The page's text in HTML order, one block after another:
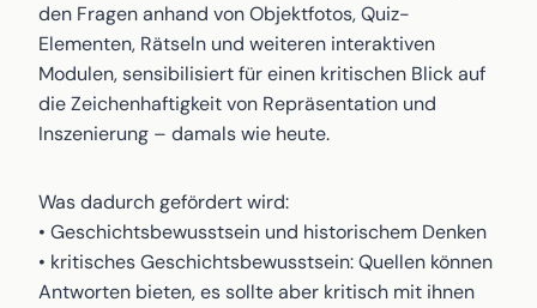
den Fragen anhand von Objektfotos, Quiz-
Elementen, Rätseln und weiteren interaktiven
Modulen, sensibilisiert für einen kritischen Blick auf
die Zeichenhaftigkeit von Repräsentation und
Inszenierung – damals wie heute.
Was dadurch gefördert wird:
• Geschichtsbewusstsein und historischem Denken
• kritisches Geschichtsbewusstsein: Quellen können
Antworten bieten, es sollte aber kritisch mit ihnen